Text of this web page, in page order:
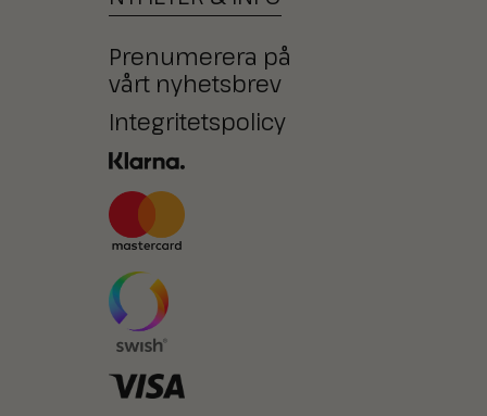
Prenumerera på
vårt nyhetsbrev
Integritetspolicy